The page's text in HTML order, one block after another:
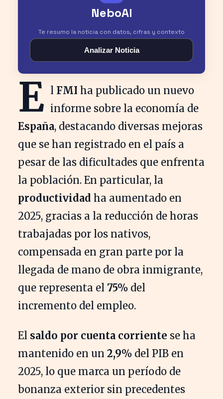
NeboAI
Te resumo la noticia con datos, cifras y contexto
Analizar Noticia
E l FMI ha publicado un nuevo
informe sobre la economía de
España, destacando diversas mejoras
que se han registrado en el país a
pesar de las dificultades que enfrenta
la población. En particular, la
productividad ha aumentado en
2025, gracias a la reducción de horas
trabajadas por los nativos,
compensada en gran parte por la
llegada de mano de obra inmigrante,
que representa el 75% del
incremento del empleo.
El saldo por cuenta corriente se ha
mantenido en un 2,9% del PIB en
2025, lo que marca un período de
bonanza exterior sin precedentes